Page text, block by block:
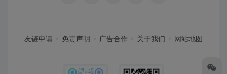
友链申请 免责声明 广告合作 关于我们 网站地图